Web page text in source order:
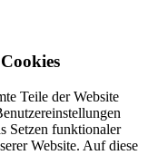
Teile der Website
Setzen funktionaler
Website. Auf diese